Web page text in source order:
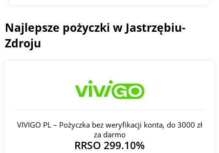
Najlepsze pożyczki w Jastrzębiu-
Zdroju
VIVIGO PL – Pożyczka bez weryfikacji konta, do 3000 zł
za darmo
RRSO 299.10%